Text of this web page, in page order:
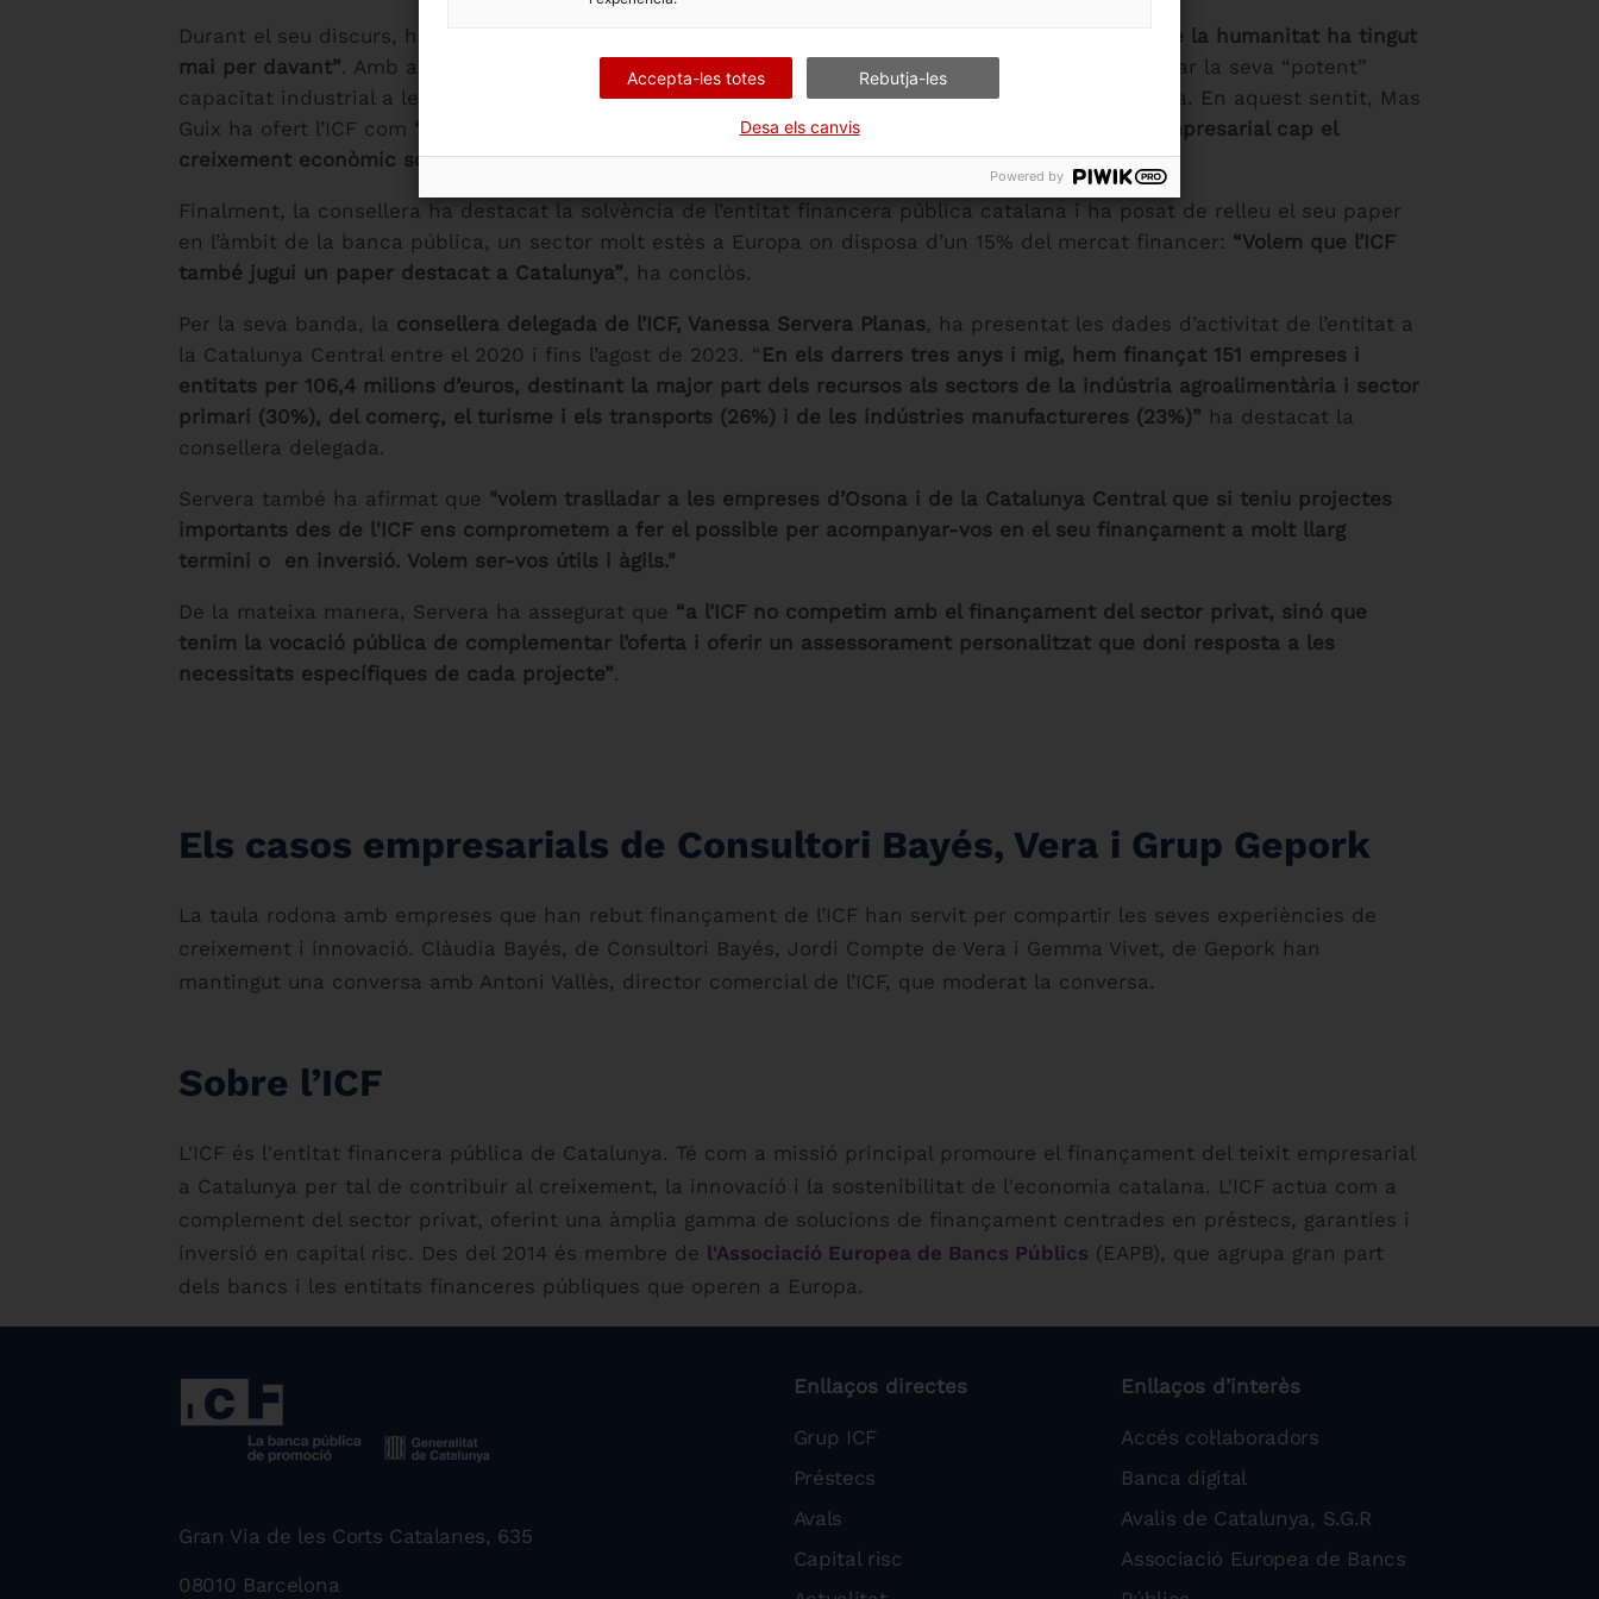
Durant el seu discurs, ha assegurat que
“el canvi climàtic és l'oportunitat més gran per innovar que la humanitat ha tingut
mai per davant”. Amb aquest objectiu, ha encoratjat les empreses de la Catalunya central a adaptar la seva “potent”
capacitat industrial a les noves exigències per poder seguir sent un referent a Catalunya i a Europa. En aquest sentit, Mas
Guix ha ofert l’ICF com “una eina molt important de país i de Govern”, per desplegar l’estratègia empresarial cap el
creixement econòmic sostenible.
Finalment, la consellera ha destacat la solvència de l’entitat financera pública catalana i ha posat de relleu el seu paper
en l’àmbit de la banca pública, un sector molt estès a Europa on disposa d’un 15% del mercat financer: “Volem que l’ICF
també jugui un paper destacat a Catalunya”, ha conclòs.
Per la seva banda, la consellera delegada de l’ICF, Vanessa Servera Planas, ha presentat les dades d’activitat de l’entitat a
la Catalunya Central entre el 2020 i fins l’agost de 2023. “ En els darrers tres anys i mig, hem finançat 151 empreses i
entitats per 106,4 milions d’euros, destinant la major part dels recursos als sectors de la indústria agroalimentària i sector
primari (30%), del comerç, el turisme i els transports (26%) i de les indústries manufactureres (23%)” ha destacat la
consellera delegada.
Servera també ha afirmat que "volem traslladar a les empreses d’Osona i de la Catalunya Central que si teniu projectes
importants des de l'ICF ens comprometem a fer el possible per acompanyar-vos en el seu finançament a molt llarg
termini o en inversió. Volem ser-vos útils i àgils."
De la mateixa manera, Servera ha assegurat que “a l’ICF no competim amb el finançament del sector privat, sinó que
tenim la vocació pública de complementar l’oferta i oferir un assessorament personalitzat que doni resposta a les
necessitats específiques de cada projecte”.
Els casos empresarials de Consultori Bayés, Vera i Grup Gepork
La taula rodona amb empreses que han rebut finançament de l’ICF han servit per compartir les seves experiències de
creixement i innovació. Clàudia Bayés, de Consultori Bayés, Jordi Compte de Vera i Gemma Vivet, de Gepork han
mantingut una conversa amb Antoni Vallès, director comercial de l’ICF, que moderat la conversa.
Sobre l’ICF
L'ICF és l'entitat financera pública de Catalunya. Té com a missió principal promoure el finançament del teixit empresarial
a Catalunya per tal de contribuir al creixement, la innovació i la sostenibilitat de l'economia catalana. L'ICF actua com a
complement del sector privat, oferint una àmplia gamma de solucions de finançament centrades en préstecs, garanties i
inversió en capital risc. Des del 2014 és membre de l'Associació Europea de Bancs Públics (EAPB), que agrupa gran part
dels bancs i les entitats financeres públiques que operen a Europa.
Gran Via de les Corts Catalanes, 635
08010 Barcelona
Enllaços directes
Grup ICF
Préstecs
Avals
Capital risc
Enllaços d’interès
Accés col·laboradors
Banca digital
Avalis de Catalunya, S.G.R
Associació Europea de Bancs
Accepta-les totes Rebutja-les
Desa els canvis
Powered by